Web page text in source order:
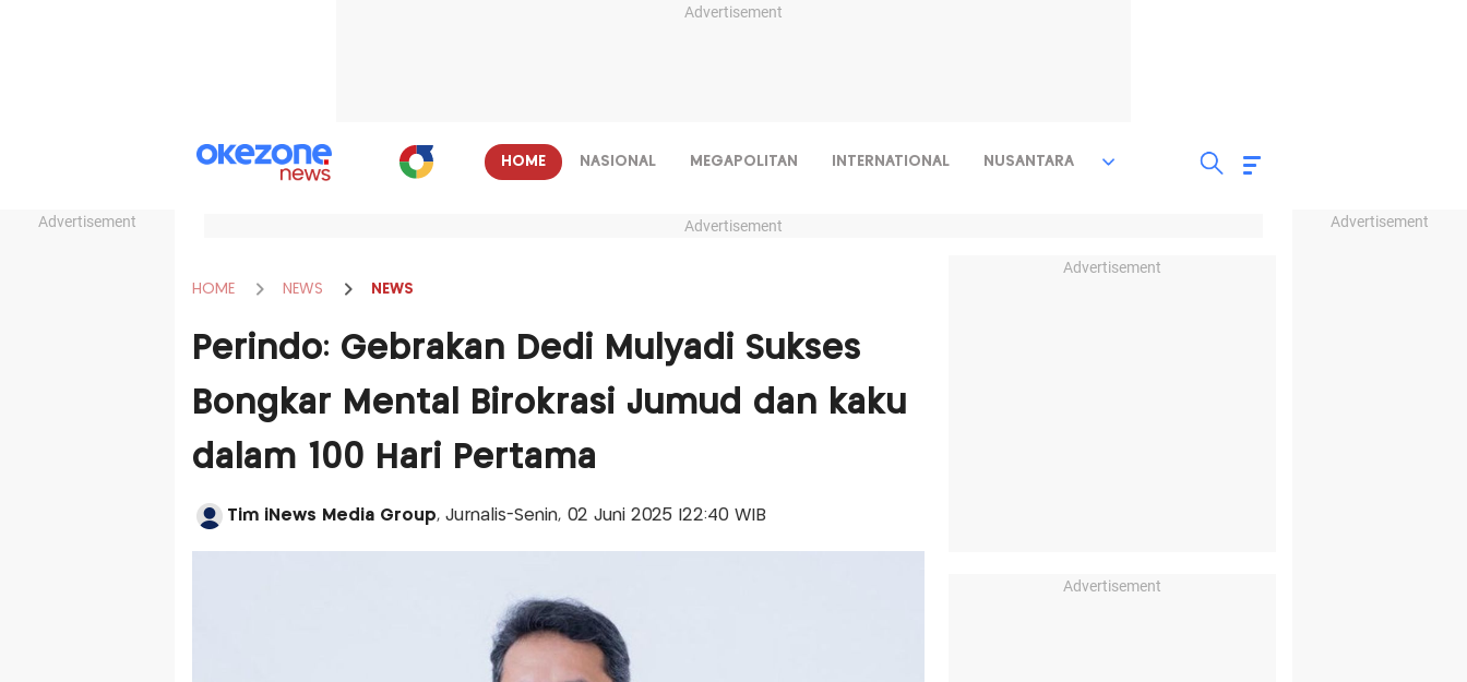
Advertisement
Advertisement Advertisement
HOME NASIONAL MEGAPOLITAN INTERNATIONAL NUSANTARA
Advertisement
HOME NEWS NEWS
Perindo: Gebrakan Dedi Mulyadi Sukses
Bongkar Mental Birokrasi Jumud dan kaku
dalam 100 Hari Pertama
Tim iNews Media Group, Jurnalis-Senin, 02 Juni 2025 |22:40 WIB
Advertisement
Advertisement